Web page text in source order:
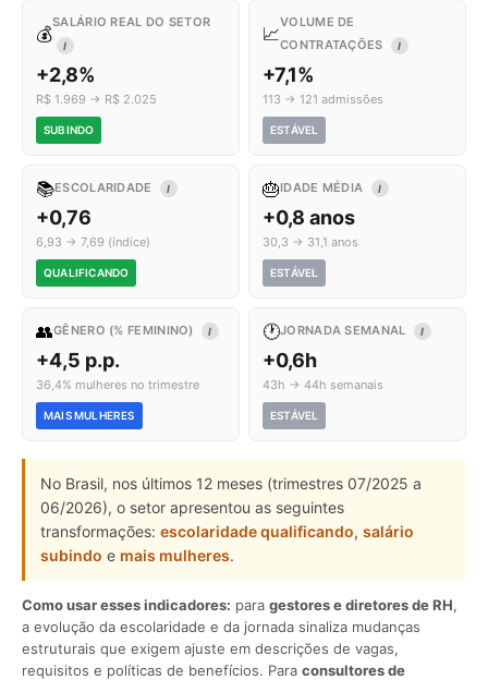
💰
SALÁRIO REAL DO SETOR
I
+2,8%
R$ 1.969 → R$ 2.025
SUBINDO
📈
VOLUME DE
CONTRATAÇÕES
I
+7,1%
113 → 121 admissões
ESTÁVEL
📚ESCOLARIDADE I
+0,76
6,93 → 7,69 (índice)
QUALIFICANDO
🎂IDADE MÉDIA I
+0,8 anos
30,3 → 31,1 anos
ESTÁVEL
👥GÊNERO (% FEMININO) I
+4,5 p.p.
36,4% mulheres no trimestre
MAIS MULHERES
🕐JORNADA SEMANAL I
+0,6h
43h → 44h semanais
ESTÁVEL
No Brasil, nos últimos 12 meses (trimestres 07/2025 a
06/2026), o setor apresentou as seguintes
transformações: escolaridade qualificando, salário
subindo e mais mulheres.
Como usar esses indicadores: para gestores e diretores de RH,
a evolução da escolaridade e da jornada sinaliza mudanças
estruturais que exigem ajuste em descrições de vagas,
requisitos e políticas de benefícios. Para consultores de